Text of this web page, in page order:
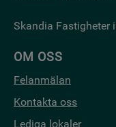
Skandia Fastigheter
OM OSS
Felanmälan
Kontakta oss
Lediga lokaler